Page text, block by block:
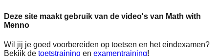
Deze site maakt gebruik van de video's van Math with
Menno
Wil jij je goed voorbereiden op toetsen en het eindexamen?
Bekijk de toetstraining en examentraining!